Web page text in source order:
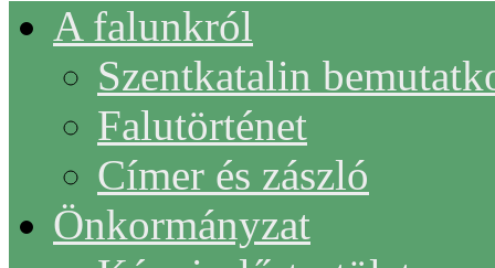
A falunkról
Szentkatalin
Falutörténet
Címer és zászló
Önkormányzat